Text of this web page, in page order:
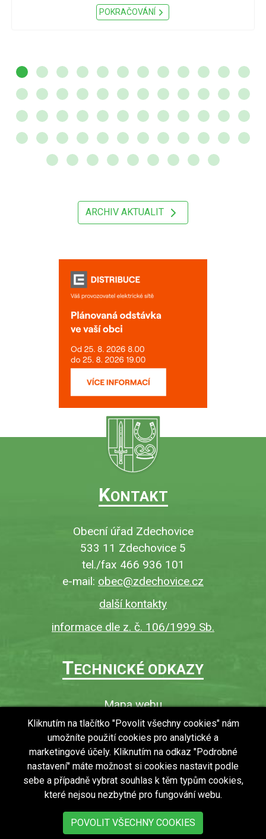
POKRAČOVÁNÍ
ARCHIV AKTUALIT
KONTAKT
Obecní úřad Zdechovice
533 11 Zdechovice 5
tel./fax 466 936 101
e-mail: obec@zdechovice.cz
další kontakty
informace dle z. č. 106/1999 Sb.
TECHNICKÉ ODKAZY
Mapa webu
O webu
Povinně zveřejňované informace
Ochrana osobních údajů (GDPR)
Vyhledávání
RSS
Bezbariérový přístup v obci
Kliknutím na tlačítko "Povolit všechny cookies" nám
umožníte použití cookies pro analytické a
marketingové účely. Kliknutím na odkaz "Podrobné
nastavení" máte možnost si cookies nastavit podle
sebe a případně vybrat souhlas k těm typům cookies,
které nejsou nezbytné pro fungování webu.
POVOLIT VŠECHNY COOKIES